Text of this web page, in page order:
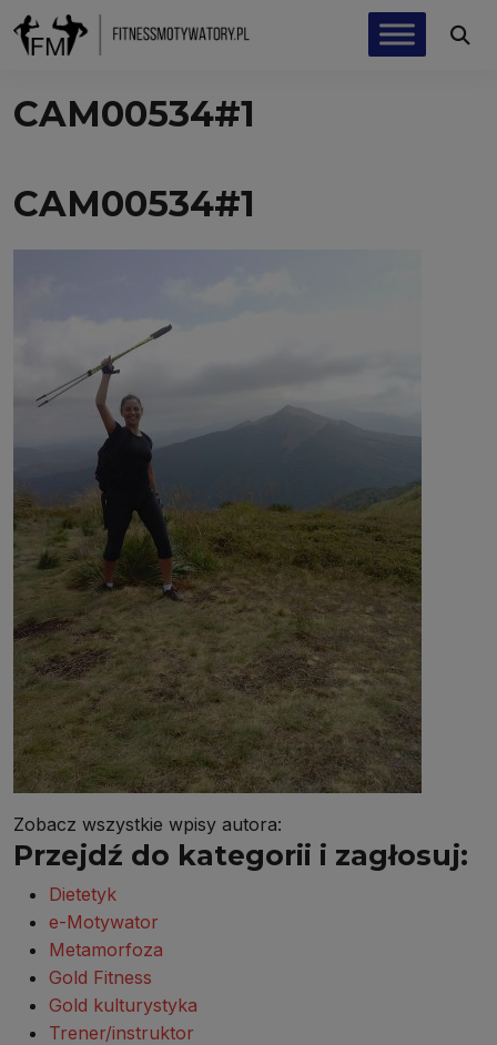
CAM00534#1
CAM00534#1
Zobacz wszystkie wpisy autora:
Przejdź do kategorii i zagłosuj:
Dietetyk
e-Motywator
Metamorfoza
Gold Fitness
Gold kulturystyka
Trener/instruktor